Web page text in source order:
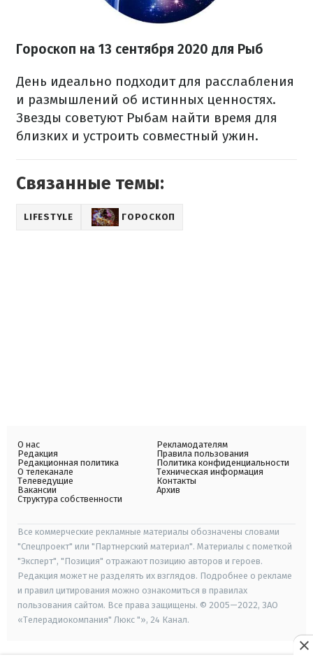
Гороскоп на 13 сентября 2020 для Рыб
День идеально подходит для расслабления
и размышлений об истинных ценностях.
Звезды советуют Рыбам найти время для
близких и устроить совместный ужин.
Связанные темы:
LIFESTYLE ГОРОСКОП
О нас
Редакция
Редакционная политика
О телеканале
Телеведущие
Вакансии
Структура собственности
Рекламодателям
Правила пользования
Политика конфиденциальности
Техническая информация
Контакты
Архив
Все коммерческие рекламные материалы обозначены словами
"Спецпроект" или "Партнерский материал". Материалы с пометкой
"Эксперт", "Позиция" отражают позицию авторов и героев.
Редакция может не разделять их взглядов. Подробнее о рекламе
и правил цитирования можно ознакомиться в правилах
пользования сайтом. Все права защищены. © 2005—2022, ЗАО
«Телерадиокомпания" Люкс "», 24 Канал.